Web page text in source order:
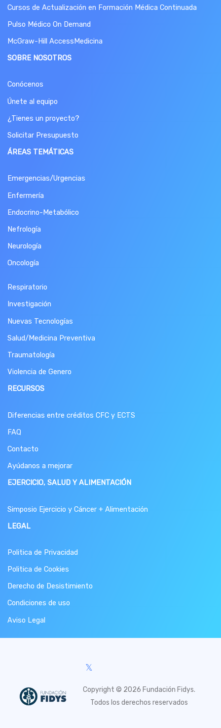
Cursos de Actualización en Formación Médica Continuada
Pulso Médico On Demand
McGraw-Hill AccessMedicina
SOBRE NOSOTROS
Conócenos
Únete al equipo
¿Tienes un proyecto?
Solicitar Presupuesto
ÁREAS TEMÁTICAS
Emergencias/Urgencias
Enfermería
Endocrino-Metabólico
Nefrología
Neurología
Oncología
Respiratorio
Investigación
Nuevas Tecnologías
Salud/Medicina Preventiva
Traumatología
Violencia de Genero
RECURSOS
Diferencias entre créditos CFC y ECTS
FAQ
Contacto
Ayúdanos a mejorar
EJERCICIO, SALUD Y ALIMENTACIÓN
Simposio Ejercicio y Cáncer + Alimentación
LEGAL
Politica de Privacidad
Politica de Cookies
Derecho de Desistimiento
Condiciones de uso
Aviso Legal
Copyright © 2026 Fundación Fidys.
Todos los derechos reservados
𝕏